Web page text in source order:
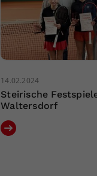
14.02.2024
Steirische
Waltersdorf